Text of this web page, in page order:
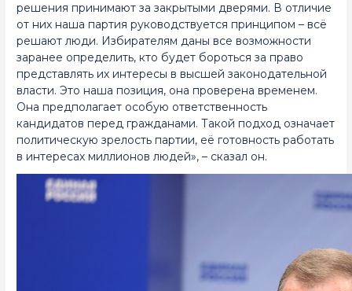
решения принимают за закрытыми дверями. В отличие
от них наша партия руководствуется принципом – всё
решают люди. Избирателям даны все возможности
заранее определить, кто будет бороться за право
представлять их интересы в высшей законодательной
власти. Это наша позиция, она проверена временем.
Она предполагает особую ответственность
кандидатов перед гражданами. Такой подход означает
политическую зрелость партии, её готовность работать
в интересах миллионов людей», – сказал он.